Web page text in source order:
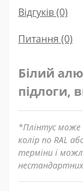
Відгуків (0)
Питання (0)
Білий
підлоги,
*Плінтус може
колір по RAL
терміни і
нестандартних